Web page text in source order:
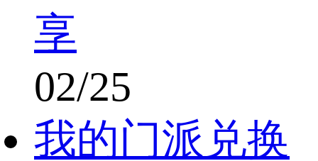
享
02/25
我的门派兑换